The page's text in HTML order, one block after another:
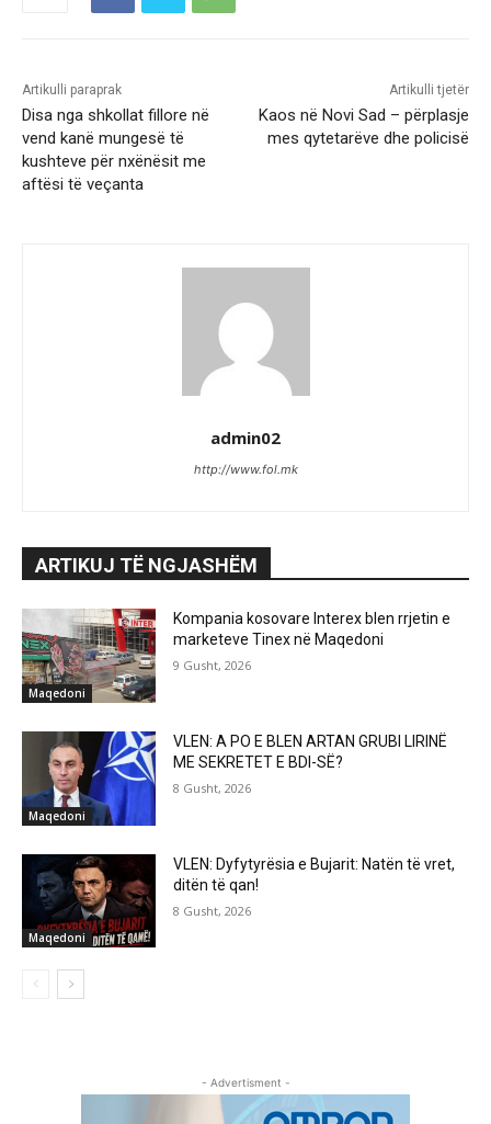
Artikulli paraprak
Disa nga shkollat fillore në
vend kanë mungesë të
kushteve për nxënësit me
aftësi të veçanta
Artikulli tjetër
Kaos në Novi Sad – përplasje
mes qytetarëve dhe policisë
admin02
http://www.fol.mk
ARTIKUJ TË NGJASHËM
Maqedoni
Kompania kosovare Interex blen rrjetin e
marketeve Tinex në Maqedoni
9 Gusht, 2026
Maqedoni
VLEN: A PO E BLEN ARTAN GRUBI LIRINË
ME SEKRETET E BDI-SË?
8 Gusht, 2026
Maqedoni
VLEN: Dyfytyrësia e Bujarit: Natën të vret,
ditën të qan!
8 Gusht, 2026
- Advertisment -